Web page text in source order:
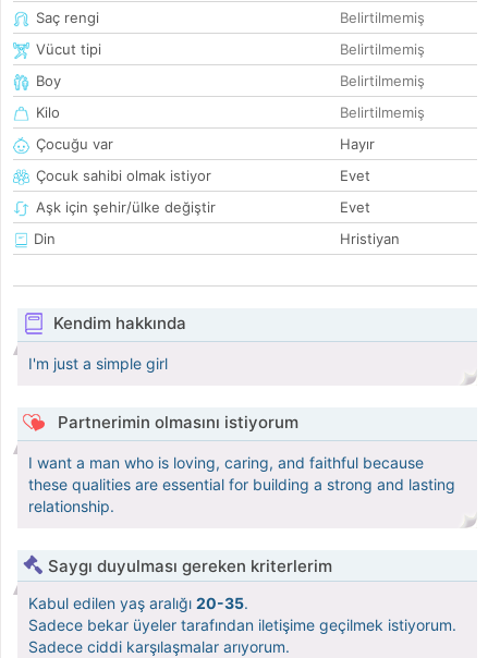
Saç rengi
Belirtilmemiş
Vücut tipi
Belirtilmemiş
Boy
Belirtilmemiş
Kilo
Belirtilmemiş
Çocuğu var
Hayır
Çocuk sahibi olmak istiyor
Evet
Aşk için şehir/ülke değiştir
Evet
Din
Hristiyan
Kendim hakkında
I'm just a simple girl
Partnerimin olmasını istiyorum
I want a man who is loving, caring, and faithful because
these qualities are essential for building a strong and lasting
relationship.
Saygı duyulması gereken kriterlerim
Kabul edilen yaş aralığı 20-35.
Sadece bekar üyeler tarafından iletişime geçilmek istiyorum.
Sadece ciddi karşılaşmalar arıyorum.